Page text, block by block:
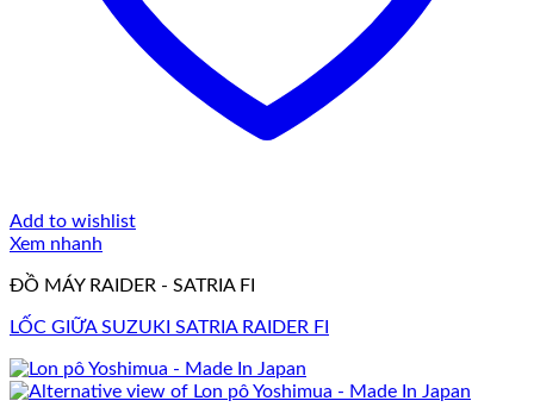
Add to wishlist
Xem nhanh
ĐỒ MÁY RAIDER - SATRIA FI
LỐC GIỮA SUZUKI SATRIA RAIDER FI